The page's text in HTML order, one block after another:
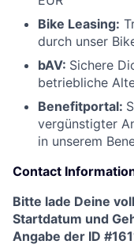
Bike Leasing:
durch unser
bAV: Sichere
betriebliche
Benefitportal:
vergünstigter
in unserem
Contact
Bitte lade Deine
Startdatum und
Angabe der ID